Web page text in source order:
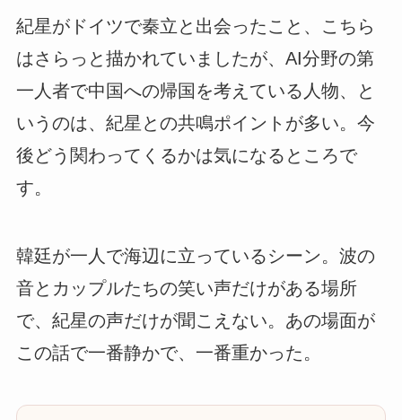
紀星がドイツで秦立と出会ったこと、こちら
はさらっと描かれていましたが、AI分野の第
一人者で中国への帰国を考えている人物、と
いうのは、紀星との共鳴ポイントが多い。今
後どう関わってくるかは気になるところで
す。
韓廷が一人で海辺に立っているシーン。波の
音とカップルたちの笑い声だけがある場所
で、紀星の声だけが聞こえない。あの場面が
この話で一番静かで、一番重かった。